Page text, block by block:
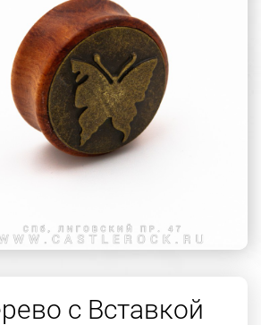
с Вставкой